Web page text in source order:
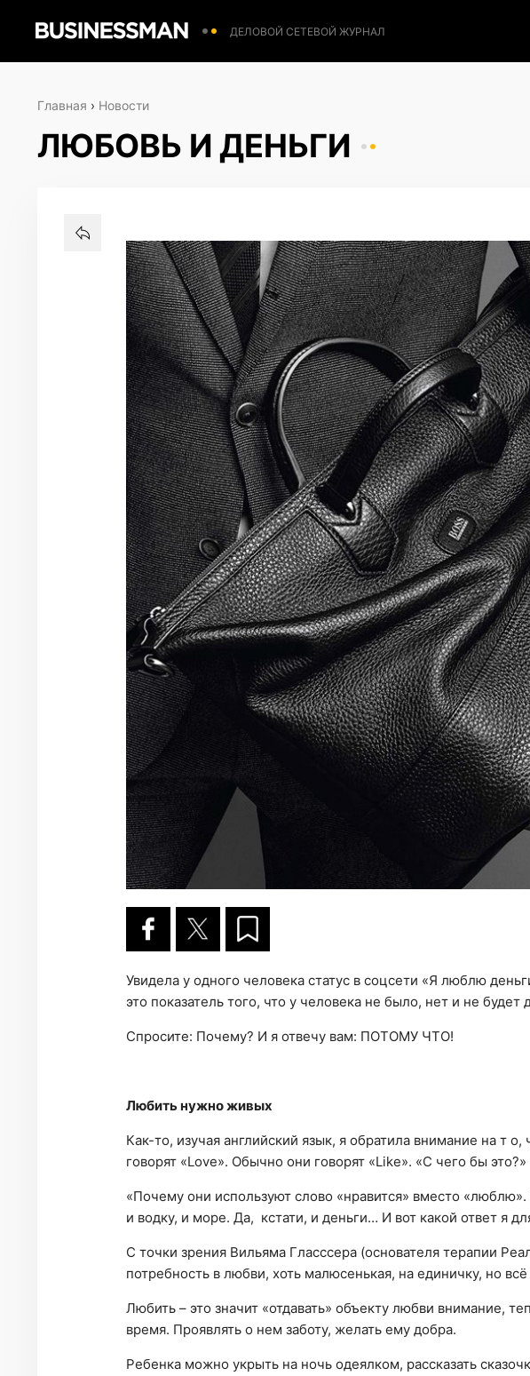
ДЕЛОВОЙ СЕТЕВОЙ ЖУРНАЛ
Главная › Новости
ЛЮБОВЬ И ДЕНЬГИ
Увидела у одного человека статус в соцсети «Я люблю
это показатель того, что у человека не было, нет и не будет
Спросите: Почему? И я отвечу вам: ПОТОМУ ЧТО!
Любить нужно живых
Как-то, изучая английский язык, я обратила внимание на т
говорят «Love». Обычно они говорят «Like». «С чего бы
«Почему они используют слово «нравится» вместо
и водку, и море. Да, кстати, и деньги… И вот какой ответ я
С точки зрения Вильяма Гласссера (основателя терапии
потребность в любви, хоть малюсенькая, на единичку, но
Любить – это значит «отдавать» объекту любви внимание,
время. Проявлять о нем заботу, желать ему добра.
Ребенка можно укрыть на ночь одеялком, рассказать